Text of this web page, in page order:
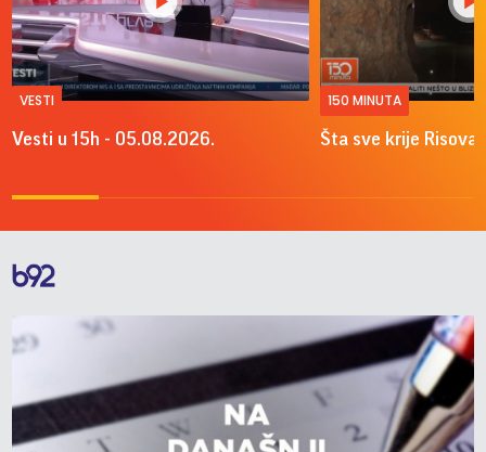
VESTI
Vesti u 15h - 05.08.2026.
150 MINUTA
Šta sve krije